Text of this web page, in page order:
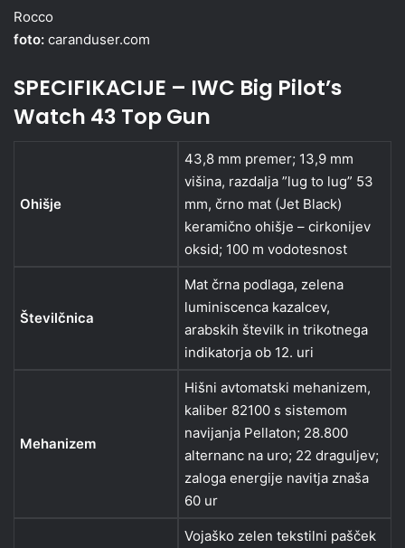
Rocco
foto: caranduser.com
SPECIFIKACIJE – IWC Big Pilot’s
Watch 43 Top Gun
Ohišje
43,8 mm premer; 13,9 mm
višina, razdalja ”lug to lug” 53
mm, črno mat (Jet Black)
keramično ohišje – cirkonijev
oksid; 100 m vodotesnost
Številčnica
Mat črna podlaga, zelena
luminiscenca kazalcev,
arabskih številk in trikotnega
indikatorja ob 12. uri
Mehanizem
Hišni avtomatski mehanizem,
kaliber 82100 s sistemom
navijanja Pellaton; 28.800
alternanc na uro; 22 draguljev;
zaloga energije navitja znaša
60 ur
Vojaško zelen tekstilni pašček